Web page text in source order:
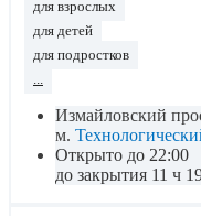
для взрослых
для детей
для подростков
...
Измайловский
м.
Открыто до 22:00
до закрытия 11 ч